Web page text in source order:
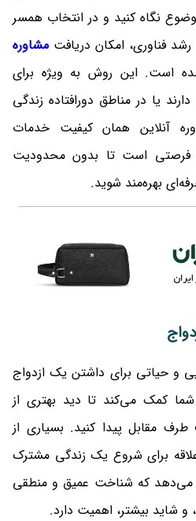
نگاه کنید و در انتخاب همسر
فناوری، امکان دریافت مشاوره
است. این روش به ویژه برای
یا در مناطق دورافتاده زندگی
آنلاین همان کیفیت خدمات
فرصتی است تا بدون محدودیت
بهره‌مند شوید.
و حیاتی برای داشتن یک ازدواج
کمک می‌کند تا دید بهتری از
مقابل پیدا کنید. بسیاری از
برای شروع یک زندگی مشترک
می‌دهد که شناخت عمیق و منطقی
و شاید بیشتر، اهمیت دارد.